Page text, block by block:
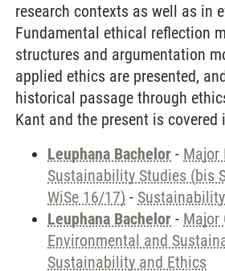
research contexts as well as in
Fundamental ethical reflection
structures and argumentation
applied ethics are presented,
historical passage through
Kant and the present is covered
Leuphana Bachelor - Major
Sustainability Studies (bis
WiSe 16/17) -
Leuphana Bachelor - Major
Environmental and
Sustainability and Ethics